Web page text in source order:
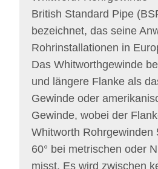
British Standard Pipe
bezeichnet, das seine
Rohrinstallationen in
Das Whitworthgewinde
und längere Flanke als
Gewinde oder
Gewinde, wobei der
Whitworth Rohrgewinden
60° bei metrischen oder
misst. Es wird zwischen